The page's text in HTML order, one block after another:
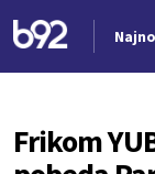
Frikom